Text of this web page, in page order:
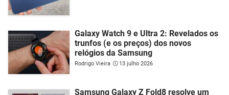
Galaxy Watch 9 e Ultra 2: Revelados os
trunfos (e os preços) dos novos
relógios da Samsung
Rodrigo Vieira 13 julho 2026
Samsung Galaxy Z Fold8 resolve um